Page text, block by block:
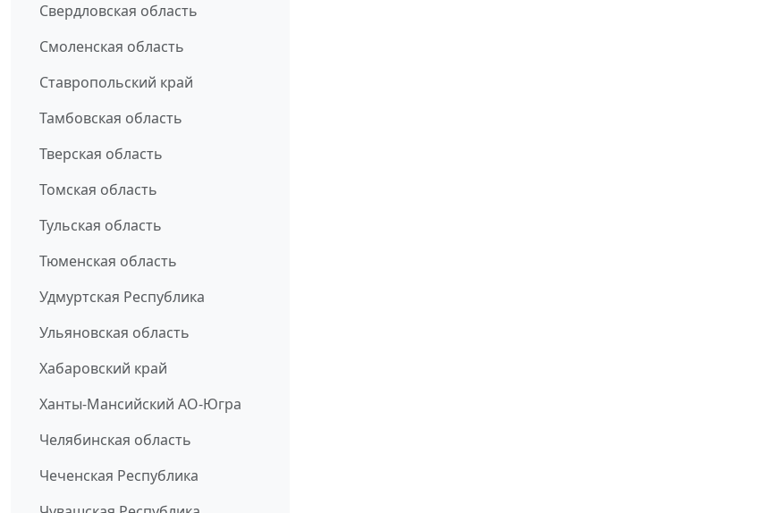
Свердловская область
Смоленская область
Ставропольский край
Тамбовская область
Тверская область
Томская область
Тульская область
Тюменская область
Удмуртская Республика
Ульяновская область
Хабаровский край
Ханты-Мансийский АО-Югра
Челябинская область
Чеченская Республика